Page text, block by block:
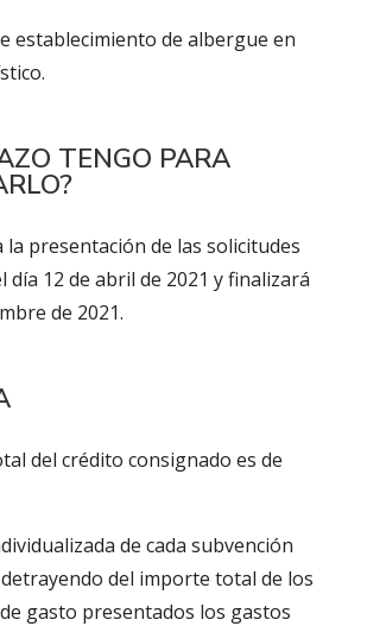
establecimiento de albergue en
TENGO PARA
la presentación de las solicitudes
día 12 de abril de 2021 y finalizará
de 2021.
del crédito consignado es de
de cada subvención
del importe total de los
gasto presentados los gastos